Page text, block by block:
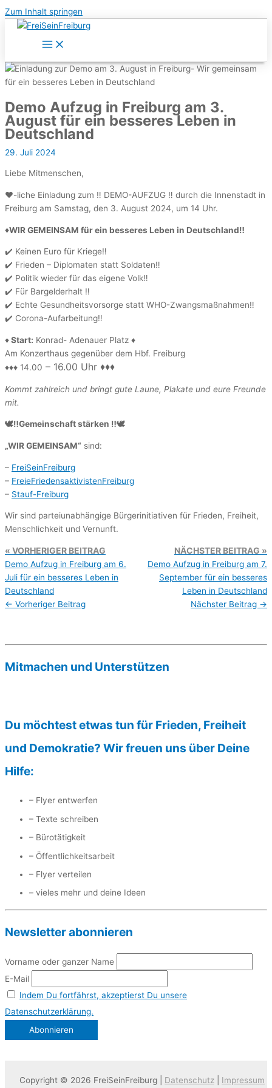
Zum Inhalt springen
Demo Aufzug in Freiburg am 3.
August für ein besseres Leben in
Deutschland
29. Juli 2024
Liebe Mitmenschen,
❤️-liche Einladung zum ‼️ DEMO-AUFZUG ‼️ durch die Innenstadt in
Freiburg am Samstag, den 3. August 2024, um 14 Uhr.
♦️WIR GEMEINSAM für ein besseres Leben in Deutschland‼️
✔️ Keinen Euro für Kriege‼️
✔️ Frieden – Diplomaten statt Soldaten‼️
✔️ Politik wieder für das eigene Volk‼️
✔️ Für Bargelderhalt ‼️
✔️ Echte Gesundheitsvorsorge statt WHO-Zwangsmaßnahmen‼️
✔️ Corona-Aufarbeitung‼️
♦️Start: Konrad- Adenauer Platz ♦️
Am Konzerthaus gegenüber dem Hbf. Freiburg
♦️♦️♦️ 14.00 – 16.00 Uhr ♦️♦️♦️
Kommt zahlreich und bringt gute Laune, Plakate und eure Freunde
mit.
🕊‼️Gemeinschaft stärken ‼️🕊
„WIR GEMEINSAM“ sind:
– FreiSeinFreiburg
– FreieFriedensaktivistenFreiburg
– Stauf-Freiburg
Wir sind parteiunabhängige Bürgerinitiativen für Frieden, Freiheit,
Menschlichkeit und Vernunft.
VORHERIGER BEITRAG
Demo Aufzug in Freiburg am 6.
Juli für ein besseres Leben in
Deutschland
NÄCHSTER BEITRAG
Demo Aufzug in Freiburg am 7.
September für ein besseres
Leben in Deutschland
← Vorheriger Beitrag Nächster Beitrag →
Mitmachen und Unterstützen
Du möchtest etwas tun für Frieden, Freiheit
und Demokratie? Wir freuen uns über Deine
Hilfe:
– Flyer entwerfen
– Texte schreiben
– Bürotätigkeit
– Öffentlichkeitsarbeit
– Flyer verteilen
– vieles mehr und deine Ideen
Newsletter abonnieren
Vorname oder ganzer Name
E-Mail
Indem Du fortfährst, akzeptierst Du unsere
Datenschutzerklärung.
Copyright © 2026 FreiSeinFreiburg | Datenschutz Impressum